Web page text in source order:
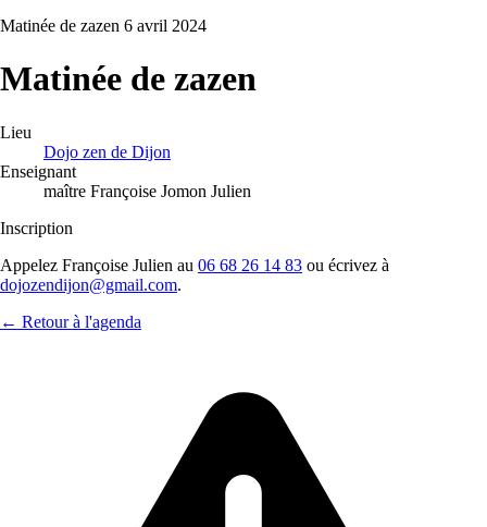
Matinée de zazen 6 avril 2024
Matinée de zazen
Lieu
Dojo zen de Dijon
Enseignant
maître Françoise Jomon Julien
Inscription
Appelez Françoise Julien au 06 68 26 14 83 ou écrivez à
dojozendijon@gmail.com.
← Retour à l'agenda